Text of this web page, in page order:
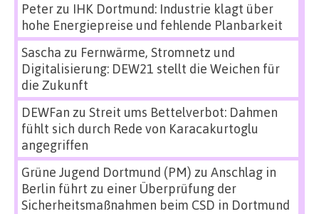
Peterzu IHK Dortmund: Industrie klagt über
hohe Energiepreise und fehlende Planbarkeit
Sascha zu Fernwärme, Stromnetz und
Digitalisierung: DEW21 stellt die Weichen für
die Zukunft
DEWFan zu Streit ums Bettelverbot: Dahmen
fühlt sich durch Rede von Karacakurtoglu
angegriffen
Grüne Jugend Dortmund (PM) zu Anschlag in
Berlin führt zu einer Überprüfung der
Sicherheitsmaßnahmen beim CSD in Dortmund